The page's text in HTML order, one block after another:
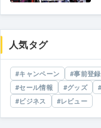
人気タグ
キャンペーン 事前登録
セール情報
グッズ
ビジネス
レビュー